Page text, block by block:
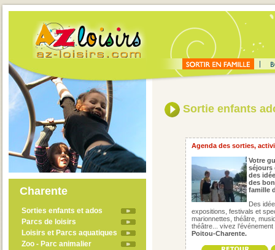
Charente
Sorties enfants et ados
Parcs de loisirs
Loisirs et Parcs aquatiques
Zoo - Parc animalier
Sortie enfants
Agenda des sorties,
Votre
séjours
des
des
famille
Des
expositions, festivals et
marionnettes, théâtre,
théâtre... vivez
Poitou-Charente.